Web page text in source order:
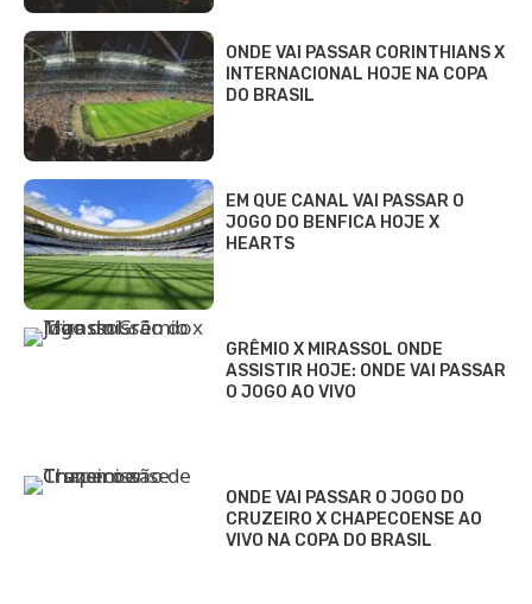
ONDE VAI PASSAR CORINTHIANS X
INTERNACIONAL HOJE NA COPA
DO BRASIL
EM QUE CANAL VAI PASSAR O
JOGO DO BENFICA HOJE X
HEARTS
GRÊMIO X MIRASSOL ONDE
ASSISTIR HOJE: ONDE VAI PASSAR
O JOGO AO VIVO
ONDE VAI PASSAR O JOGO DO
CRUZEIRO X CHAPECOENSE AO
VIVO NA COPA DO BRASIL